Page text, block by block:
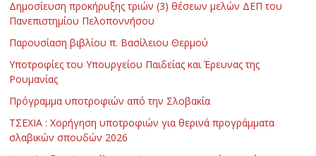
Δημοσίευση προκήρυξης τριών (3) θέσεων μελών ΔΕΠ του
Πανεπιστημίου Πελοποννήσου
Παρουσίαση βιβλίου π. Βασίλειου Θερμού
Υποτροφίες του Υπουργείου Παιδείας και Έρευνας της
Ρουμανίας
Πρόγραμμα υποτροφιών από την Σλοβακία
ΤΣΕΧΙΑ : Χορήγηση υποτροφιών για θερινά προγράμματα
σλαβικών σπουδών 2026